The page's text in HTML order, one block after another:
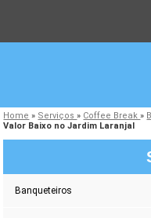
Home » Serviços» Coffee Break»
Valor Baixo no Jardim Laranjal
Banqueteiros